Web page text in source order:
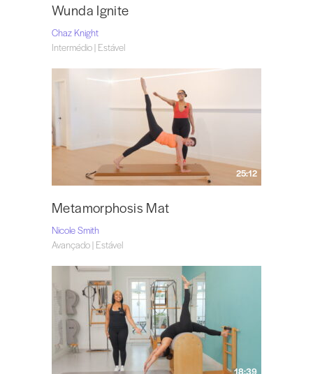
Wunda Ignite
Chaz Knight
Intermédio | Estável
25:12
Metamorphosis Mat
Nicole Smith
Avançado | Estável
18:39